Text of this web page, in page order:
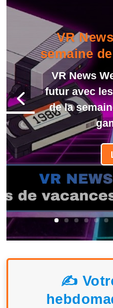
VR
semaine
VR News
futur avec
de la
✍️